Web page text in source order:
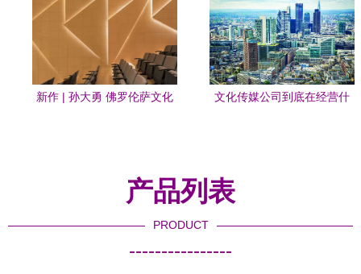
新作 | 孙大勇 佛罗伦萨文化
文化传媒公司到底在经营什
产品列表
PRODUCT
----------------